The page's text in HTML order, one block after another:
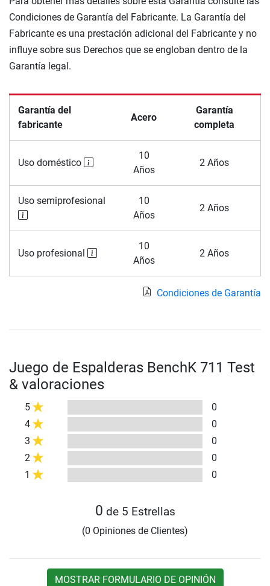
Condiciones de Garantía del Fabricante. La Garantía del
Fabricante es una prestación adicional del Fabricante y no
influye sobre sus Derechos que se engloban dentro de la
Garantía legal.
Garantía del
fabricante
Acero
Garantía
completa
Uso doméstico
10
Años
2 Años
Uso semiprofesional
10
Años
2 Años
Uso profesional
10
Años
2 Años
Condiciones de Garantía
Juego de Espalderas BenchK 711 Test
& valoraciones
5
0
4
0
3
0
2
0
1
0
0 de 5 Estrellas
(0 Opiniones de Clientes)
MOSTRAR FORMULARIO DE OPINIÓN